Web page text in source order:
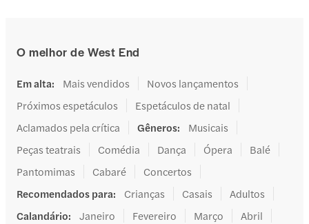
O melhor de West End
Em alta: Mais vendidos
Novos lançamentos
Próximos espetáculos
Espetáculos de natal
Aclamados pela crítica
Gêneros:
Musicais
Peças teatrais
Comédia Dança Ópera
Balé
Pantomimas
Cabaré
Concertos
Recomendados para: Crianças Casais
Adultos
Calandário: Janeiro Fevereiro Março
Abril